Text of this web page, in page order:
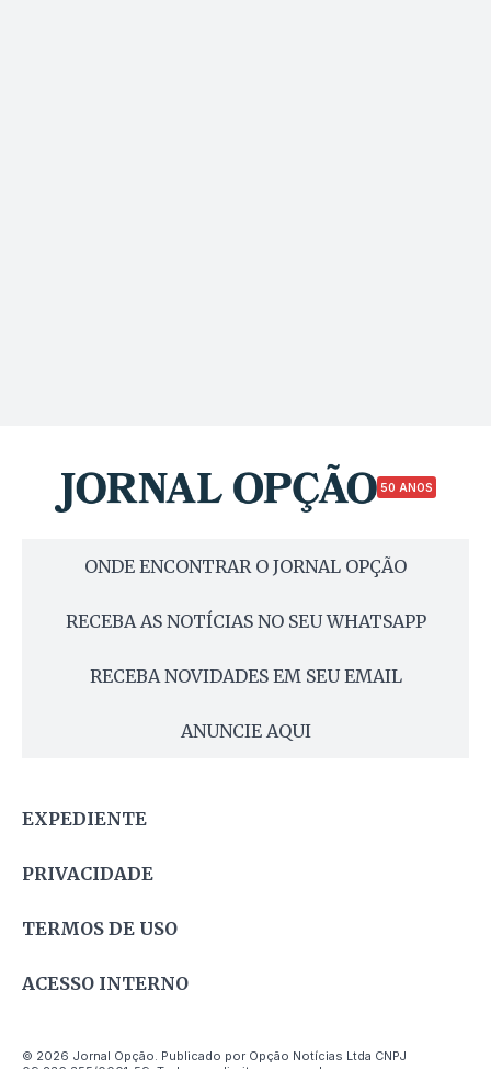
50 ANOS
ONDE ENCONTRAR O JORNAL OPÇÃO
RECEBA AS NOTÍCIAS NO SEU WHATSAPP
RECEBA NOVIDADES EM SEU EMAIL
ANUNCIE AQUI
EXPEDIENTE
PRIVACIDADE
TERMOS DE USO
ACESSO INTERNO
© 2026 Jornal Opção. Publicado por Opção Notícias Ltda CNPJ